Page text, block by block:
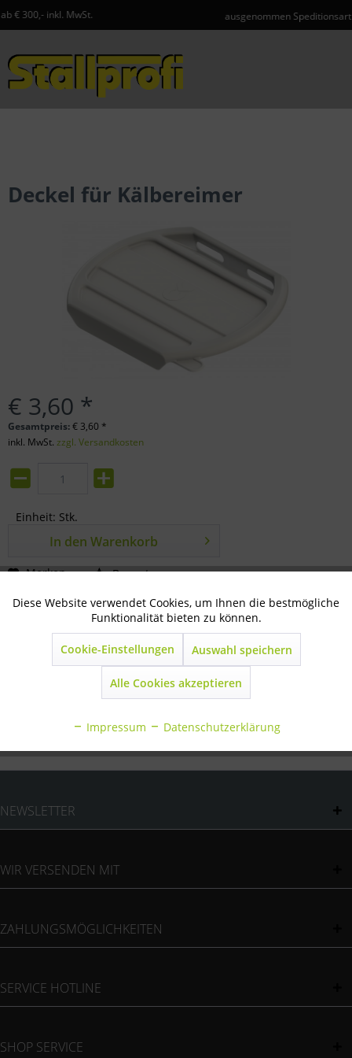
ausgenommen Speditionsartikel und Gefahrgut
Deckel für Kälbereimer
€ 3,60 *
Gesamtpreis:€ 3,60 *
inkl. MwSt. zzgl. Versandkosten
Einheit: Stk.
In den Warenkorb
Merken Bewerten
Artikel-Nr.: 33-66-0197
Beschreibung
weiß transparent geeignet für alle...mehr
Bewertungen lesen, schreiben und diskutieren...mehr
NEWSLETTER
WIR VERSENDEN MIT
ZAHLUNGSMÖGLICHKEITEN
SERVICE HOTLINE
SHOP SERVICE
Technisch notwendig Aktiv
Marketing Inaktiv
Inaktiv
Sonstige
Diese Website verwendet Cookies, um Ihnen die bestmögliche
Funktionalität bieten zu können.
Cookie-Einstellungen Auswahl speichern
Alle Cookies akzeptieren
Impressum Datenschutzerklärung